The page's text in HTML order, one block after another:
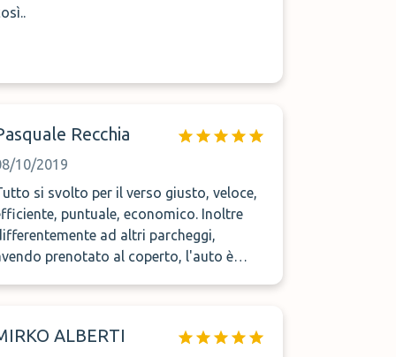
Recchia
10/2019
si svolto per il verso giusto, veloce,
puntuale, economico. Inoltre
ad altri parcheggi,
prenotato al coperto, l'auto è
ALBERTI